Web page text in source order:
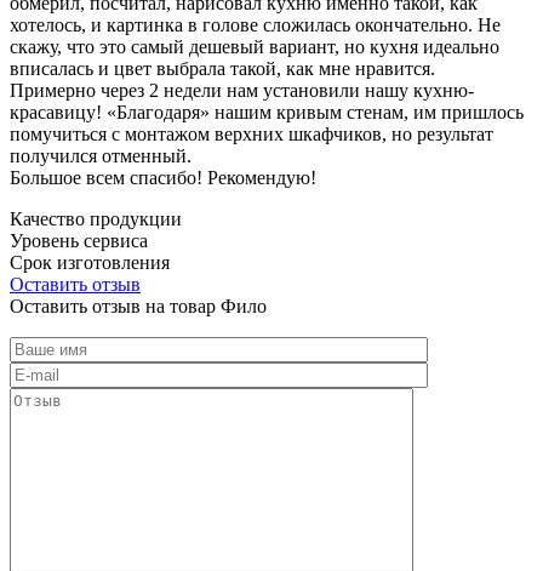
хотелось, и картинка в голове сложилась окончательно. Не
скажу, что это самый дешевый вариант, но кухня идеально
вписалась и цвет выбрала такой, как мне нравится.
Примерно через 2 недели нам установили нашу кухню-
красавицу! «Благодаря» нашим кривым стенам, им пришлось
помучиться с монтажом верхних шкафчиков, но результат
получился отменный.
Большое всем спасибо! Рекомендую!
Качество продукции
Уровень сервиса
Срок изготовления
Оставить отзыв
Оставить отзыв на товар Фило